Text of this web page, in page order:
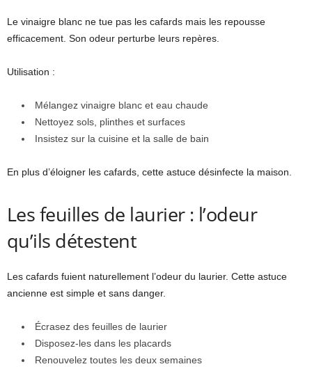
Le vinaigre blanc ne tue pas les cafards mais les repousse
efficacement. Son odeur perturbe leurs repères.
Utilisation :
Mélangez vinaigre blanc et eau chaude
Nettoyez sols, plinthes et surfaces
Insistez sur la cuisine et la salle de bain
En plus d’éloigner les cafards, cette astuce désinfecte la maison.
Les feuilles de laurier : l’odeur
qu’ils détestent
Les cafards fuient naturellement l’odeur du laurier. Cette astuce
ancienne est simple et sans danger.
Écrasez des feuilles de laurier
Disposez-les dans les placards
Renouvelez toutes les deux semaines